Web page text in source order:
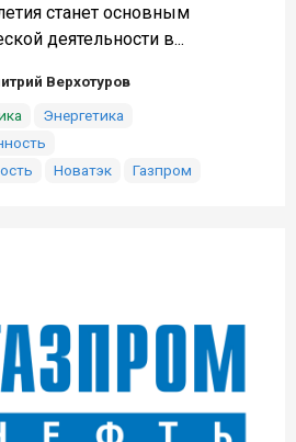
станет основным
деятельности в...
Верхотуров
Энергетика
Новатэк Газпром